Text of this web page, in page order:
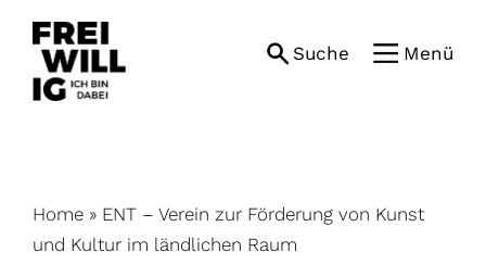
content
Suche Menü
Home » ENT – Verein zur Förderung von Kunst
und Kultur im ländlichen Raum